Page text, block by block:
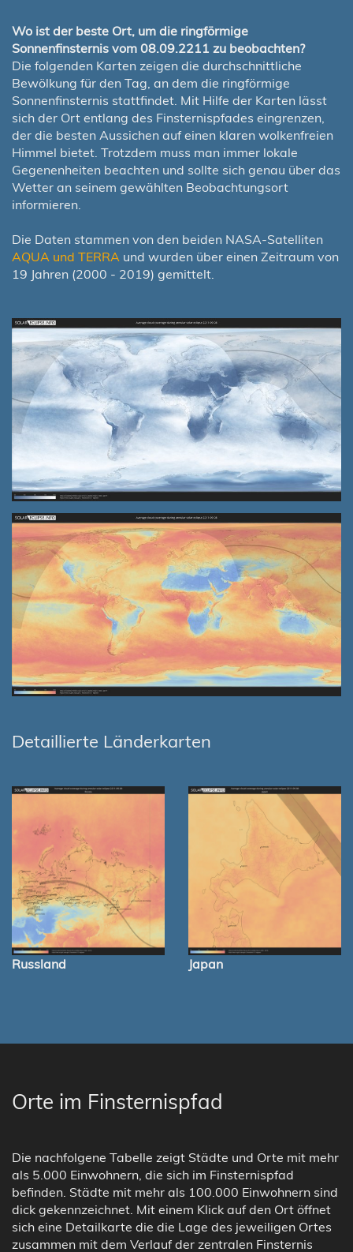
Wo ist der beste Ort, um die ringförmige
Sonnenfinsternis vom 08.09.2211 zu beobachten?
Die folgenden Karten zeigen die durchschnittliche
Bewölkung für den Tag, an dem die ringförmige
Sonnenfinsternis stattfindet. Mit Hilfe der Karten lässt
sich der Ort entlang des Finsternispfades eingrenzen,
der die besten Aussichen auf einen klaren wolkenfreien
Himmel bietet. Trotzdem muss man immer lokale
Gegenenheiten beachten und sollte sich genau über das
Wetter an seinem gewählten Beobachtungsort
informieren.
Die Daten stammen von den beiden NASA-Satelliten
AQUA und TERRA und wurden über einen Zeitraum von
19 Jahren (2000 - 2019) gemittelt.
Detaillierte Länderkarten
Russland Japan
Orte im Finsternispfad
Die nachfolgene Tabelle zeigt Städte und Orte mit mehr
als 5.000 Einwohnern, die sich im Finsternispfad
befinden. Städte mit mehr als 100.000 Einwohnern sind
dick gekennzeichnet. Mit einem Klick auf den Ort öffnet
sich eine Detailkarte die die Lage des jeweiligen Ortes
zusammen mit dem Verlauf der zentralen Finsternis